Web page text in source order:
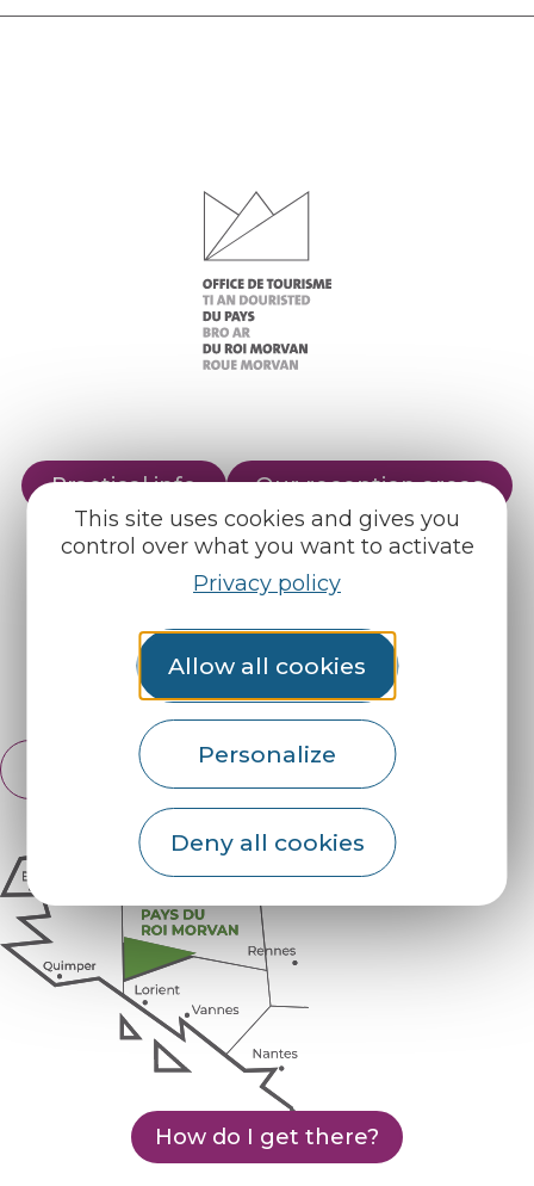
This site uses cookies and gives you
control over what you want to activate
Privacy policy
Allow all cookies
Personalize
Deny all cookies
Practical info
Our reception areas
Our brochures
Weather
Find us on :
Espace pro Partners
English
Français
How do I get there?